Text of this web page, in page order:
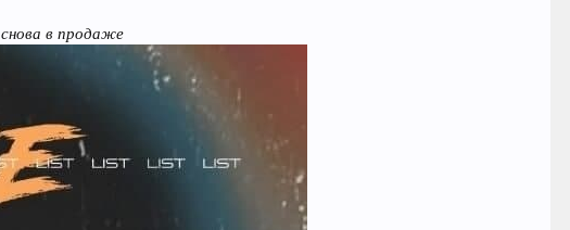
снова в продаже